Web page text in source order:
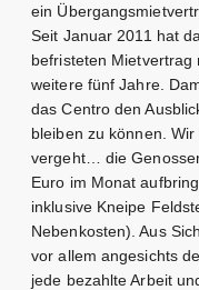
ein
Seit Januar 2011 hat
befristeten Mietvertrag
weitere fünf Jahre.
das Centro den
bleiben zu können.
vergeht… die
Euro im Monat
inklusive Kneipe
Nebenkosten). Aus
vor allem angesichts
jede bezahlte Arbeit